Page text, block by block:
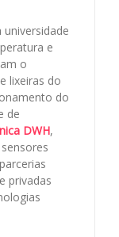
e
o
lixeiras do
do
de
DWH,
privadas